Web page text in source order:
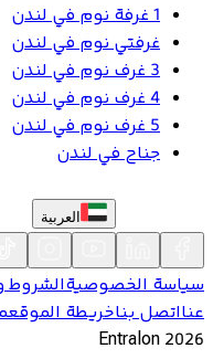
1 غرفة نوم في لندن
غرفتي نوم في لندن
3 غرف نوم في لندن
4 غرف نوم في لندن
5 غرف نوم في لندن
جناح في لندن
العربية
سياسة الخصوصيةالشروط
عنااتصل بناخريطة الموقع
2026